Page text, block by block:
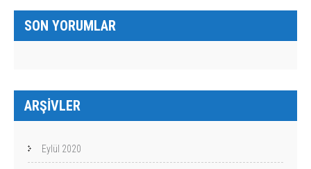
SON YORUMLAR
ARŞIVLER
Eylül 2020